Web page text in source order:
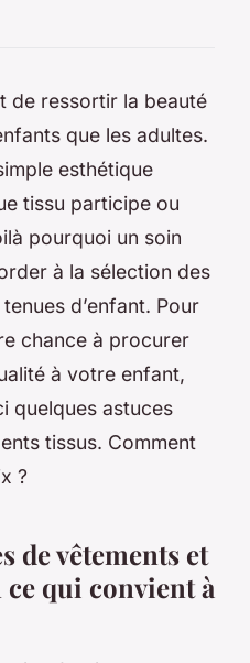
de ressortir la beauté
que les adultes.
esthétique
tissu participe ou
pourquoi un soin
à la sélection des
d’enfant. Pour
chance à procurer
à votre enfant,
quelques astuces
tissus. Comment
?
de vêtements et
qui convient à